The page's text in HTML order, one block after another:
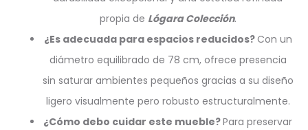
propia de Lógara Colección.
¿Es adecuada para espacios reducidos? Con un
diámetro equilibrado de 78 cm, ofrece presencia
sin saturar ambientes pequeños gracias a su diseño
ligero visualmente pero robusto estructuralmente.
¿Cómo debo cuidar este mueble?Para preservar